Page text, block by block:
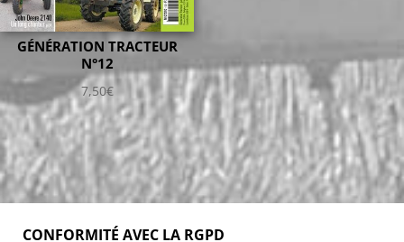
GÉNÉRATION TRACTEUR
N°12
7,50€
CONFORMITÉ AVEC LA RGPD